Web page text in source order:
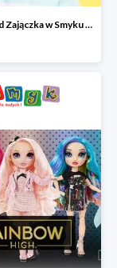
Prezenty od Zajączka w Smyku do -50%